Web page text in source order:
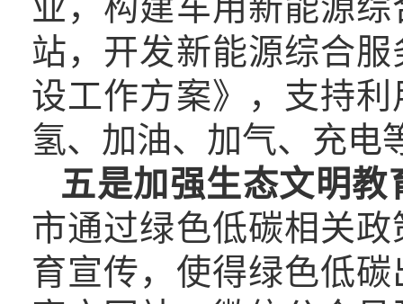
站，开发新能源综合
设工作方案》，支持
氢、加油、加气、充电
五是加强生态文明
市通过绿色低碳相关
育宣传，使得绿色低